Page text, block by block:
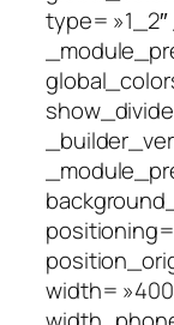
type=
width=